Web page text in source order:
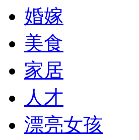
婚嫁
美食
家居
人才
漂亮女孩